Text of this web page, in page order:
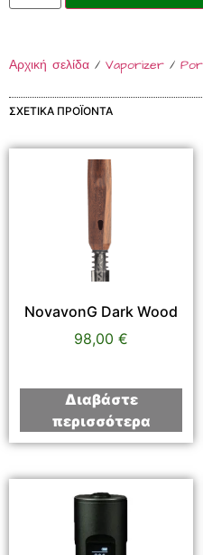
Αρχική σελίδα / Vaporizer /
ΣΧΕΤΙΚΆ ΠΡΟΪΌΝΤΑ
NovavonG Dark Wood
98,00 €
Διαβάστε
περισσότερα